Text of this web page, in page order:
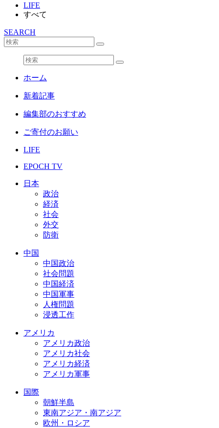
LIFE
すべて
SEARCH
ホーム
新着記事
編集部のおすすめ
ご寄付のお願い
LIFE
EPOCH TV
日本
政治
経済
社会
外交
防衛
中国
中国政治
社会問題
中国経済
中国軍事
人権問題
浸透工作
アメリカ
アメリカ政治
アメリカ社会
アメリカ経済
アメリカ軍事
国際
朝鮮半島
東南アジア・南アジア
欧州・ロシア